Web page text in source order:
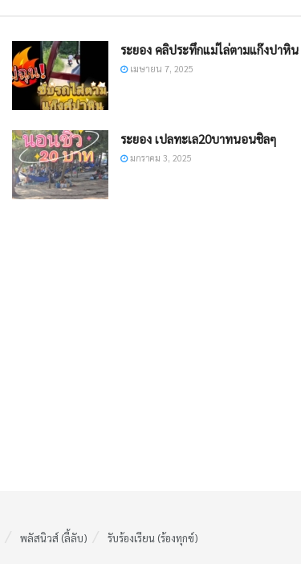
ระยอง คลิประทึกแม่ไล่ตามแก๊งปาหิน
เมษายน 7, 2025
ระยอง เปลทะเล20บาทนอนชิลๆ
มกราคม 3, 2025
พลัสนิวส์ (ลี้ลับ) รับร้องเรียน (ร้องทุกข์)